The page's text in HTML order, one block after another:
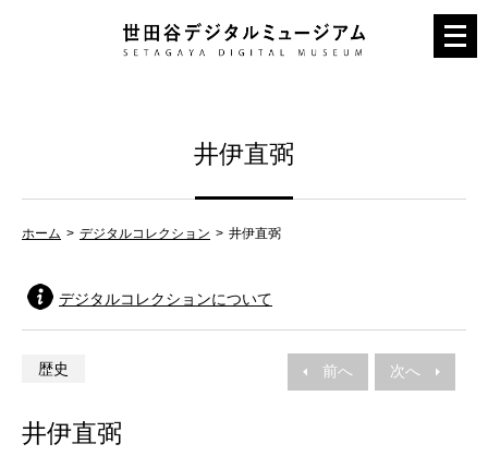
メ
ニ
井伊直弼
ホーム デジタルコレクション 井伊直弼
デジタルコレクションについて
前へ 次へ
歴史
井伊直弼